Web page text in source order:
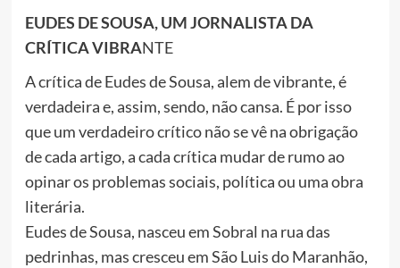
EUDES DE SOUSA, UM JORNALISTA DA
CRÍTICA VIBRANTE
A crítica de Eudes de Sousa, alem de vibrante, é
verdadeira e, assim, sendo, não cansa. É por isso
que um verdadeiro crítico não se vê na obrigação
de cada artigo, a cada crítica mudar de rumo ao
opinar os problemas sociais, política ou uma obra
literária.
Eudes de Sousa, nasceu em Sobral na rua das
pedrinhas, mas cresceu em São Luis do Maranhão,